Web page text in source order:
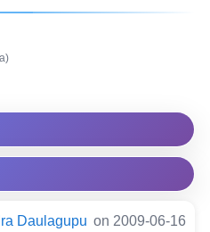
Daulagupu on 2009-06-16